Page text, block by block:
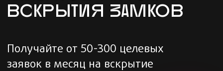
Получайте от 50-300 целевых
заявок в месяц на вскрытие